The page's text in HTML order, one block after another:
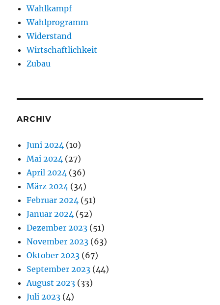
Wahlkampf
Wahlprogramm
Widerstand
Wirtschaftlichkeit
Zubau
ARCHIV
Juni 2024 (10)
Mai 2024 (27)
April 2024 (36)
März 2024 (34)
Februar 2024 (51)
Januar 2024 (52)
Dezember 2023 (51)
November 2023 (63)
Oktober 2023 (67)
September 2023 (44)
August 2023 (33)
Juli 2023 (4)